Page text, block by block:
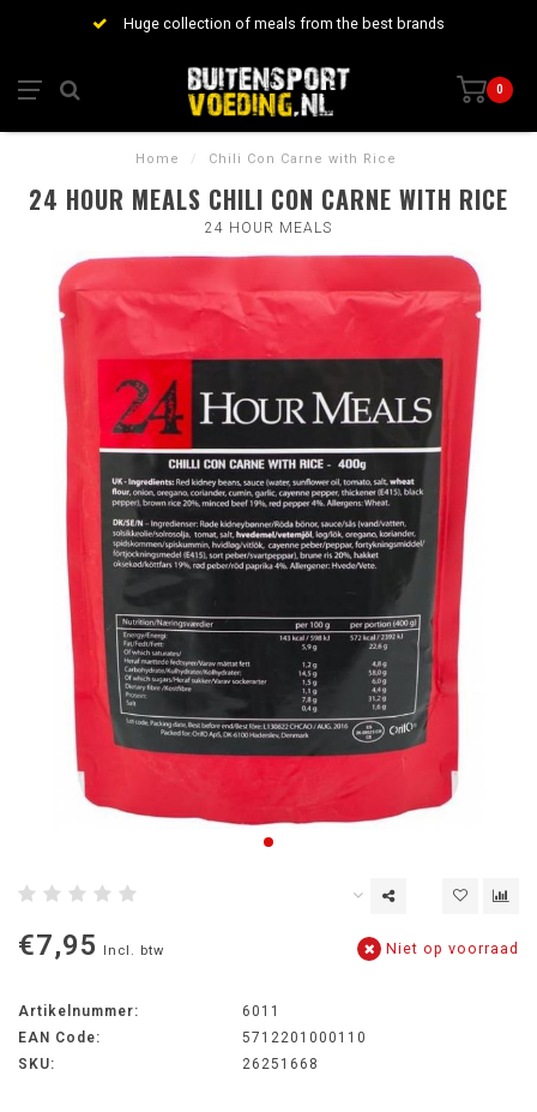
Huge collection of meals from the best brands
0
Home / Chili Con Carne with Rice
24 HOUR MEALS CHILI CON CARNE WITH RICE
24 HOUR MEALS
€7,95 Incl. btw Niet op voorraad
Artikelnummer:
6011
EAN Code:
5712201000110
SKU:
26251668